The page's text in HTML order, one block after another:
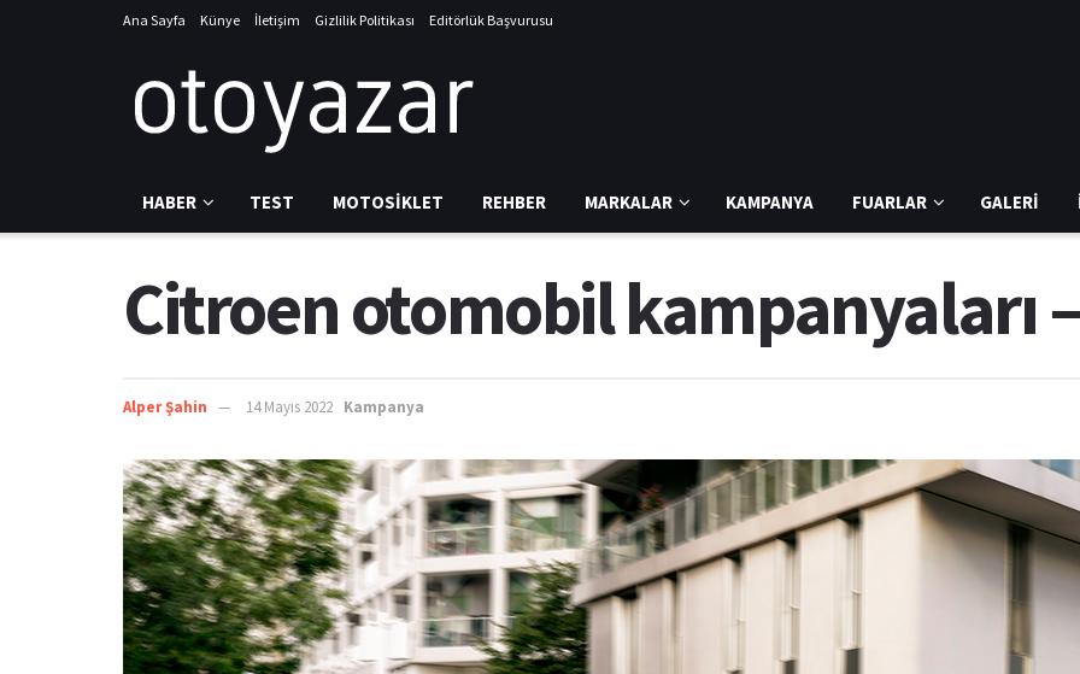
Ana Sayfa Künye İletişim Gizlilik Politikası Editörlük Başvurusu
HABER TEST MOTOSIKLET REHBER MARKALAR KAMPANYA FUARLAR GALERI
Citroen otomobil kampanyaları
Alper Şahin 14 Mayıs 2022 Kampanya